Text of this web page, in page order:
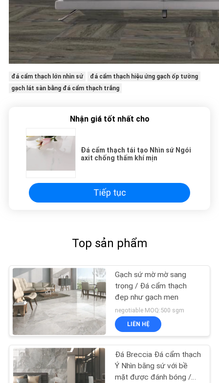
đá cẩm thạch lớn nhìn sứ
đá cẩm thạch hiệu ứng gạch ốp tường
gạch lát sàn bằng đá cẩm thạch trắng
Nhận giá tốt nhất cho
Đá cẩm thạch tái tạo Nhìn sứ Ngói
axit chống thấm khí mịn
Tiếp tục
Top sản phẩm
Gạch sứ mờ mờ sang
trọng / Đá cẩm thạch
đẹp như gạch men
negotiable MOQ:500 sgm
LIÊN HỆ
Đá Breccia Đá cẩm thạch
Ý Nhìn bằng sứ với bề
mặt được đánh bóng /